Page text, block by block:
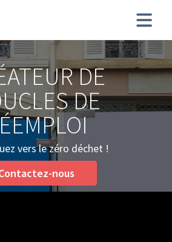
DE
DE
vers le zéro déchet !
nous